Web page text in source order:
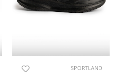
SPORTLAND